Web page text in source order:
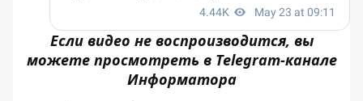
Если видео не воспроизводится, вы
можете просмотреть в Telegram-канале
Информатора